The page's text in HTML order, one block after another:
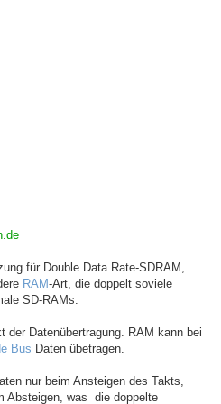
für Double Data Rate-SDRAM,
RAM-Art, die doppelt soviele
SD-RAMs.
der Datenübertragung. RAM kann bei
Bus Daten übetragen.
nur beim Ansteigen des Takts,
Absteigen, was die doppelte